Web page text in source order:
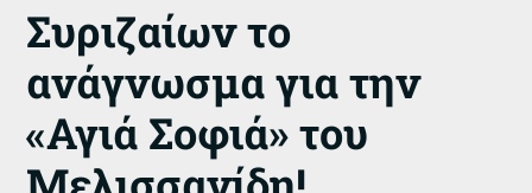
Συριζαίων το
ανάγνωσμα για την
«Αγιά Σοφιά» του